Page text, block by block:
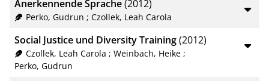
Anerkennende Sprache(2012)
Perko, Gudrun ; Czollek, Leah Carola
Social Justice und Diversity Training(2012)
Czollek, Leah Carola ; Weinbach, Heike;
Perko, Gudrun